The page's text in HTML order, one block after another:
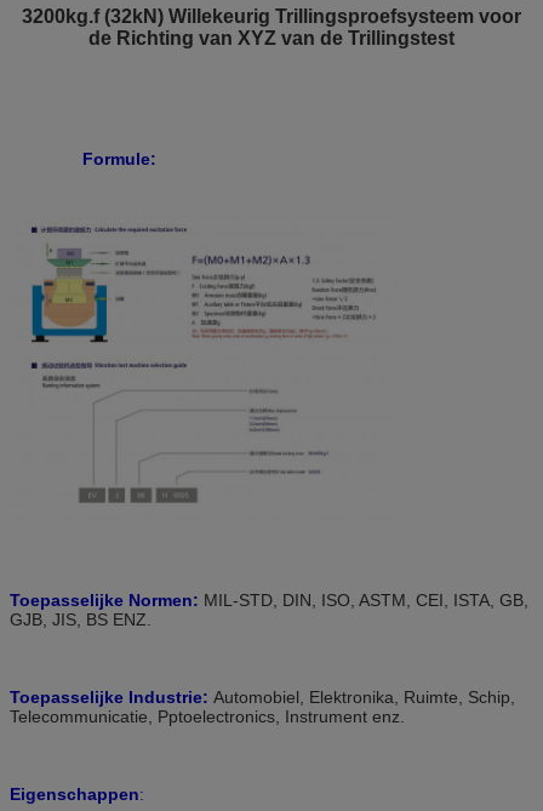
3200kg.f (32kN) Willekeurig Trillingsproefsysteem voor
de Richting van XYZ van de Trillingstest
Formule:
Toepasselijke Normen: MIL-STD, DIN, ISO, ASTM, CEI, ISTA, GB,
GJB, JIS, BS ENZ.
Toepasselijke Industrie: Automobiel, Elektronika, Ruimte, Schip,
Telecommunicatie, Pptoelectronics, Instrument enz.
Eigenschappen: